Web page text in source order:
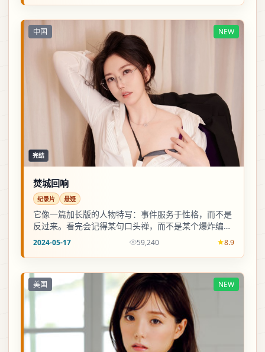
中国 NEW
完结
焚城回响
纪录片 悬疑
它像一篇加长版的人物特写：事件服务于性格，而不是
反过来。看完会记得某句口头禅，而不是某个爆炸编
号。
2024-05-17 59,240 8.9
美国 NEW